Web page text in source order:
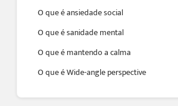
O que é ansiedade social
O que é sanidade mental
O que é mantendo a calma
O que é Wide-angle perspective